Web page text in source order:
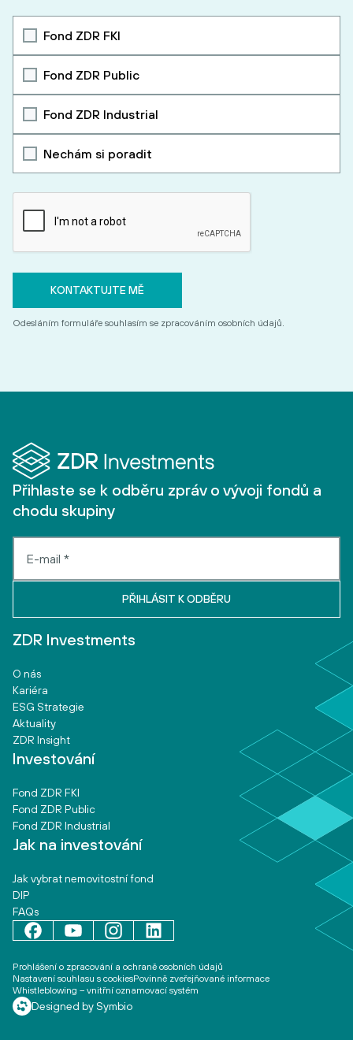
Fond ZDR FKI
Fond ZDR Public
Fond ZDR Industrial
Nechám si poradit
Odesláním formuláře souhlasím se zpracováním osobních údajů.
Přihlaste se k odběru zpráv o vývoji fondů a
chodu skupiny
ZDR Investments
O nás
Kariéra
ESG Strategie
Aktuality
ZDR Insight
Investování
Fond ZDR FKI
Fond ZDR Public
Fond ZDR Industrial
Jak na investování
Jak vybrat nemovitostní fond
DIP
FAQs
Prohlášení o zpracování a ochraně osobních údajů
Nastavení souhlasu s cookiesPovinně zveřejňované informace
Whistleblowing – vnitřní oznamovací systém
Designed by Symbio